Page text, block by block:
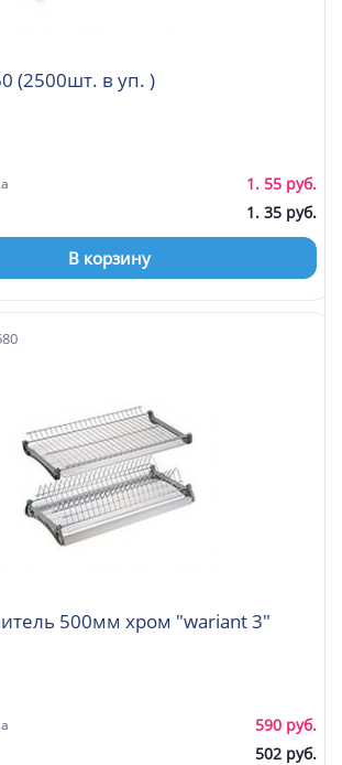
Стяжка 7*50 (2500шт. в уп. )
1. 55 руб.
1. 35 руб.
В корзину
500мм хром "wariant 3"
590 руб.
502 руб.